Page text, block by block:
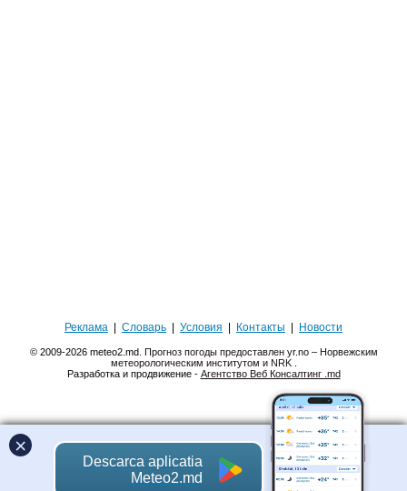
Реклама Словарь Условия Контакты Новости
© 2009-2026 meteo2.md. Прогноз погоды предоставлен yr.no – Норвежским
метеорологическим институтом и NRK
Разработка и продвижение - Агентство Веб Консалтинг .md
×
Descarca aplicatia
Meteo2.md